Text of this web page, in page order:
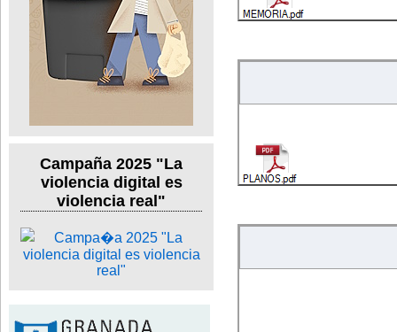
Campaña 2025 "La
violencia digital es
violencia real"